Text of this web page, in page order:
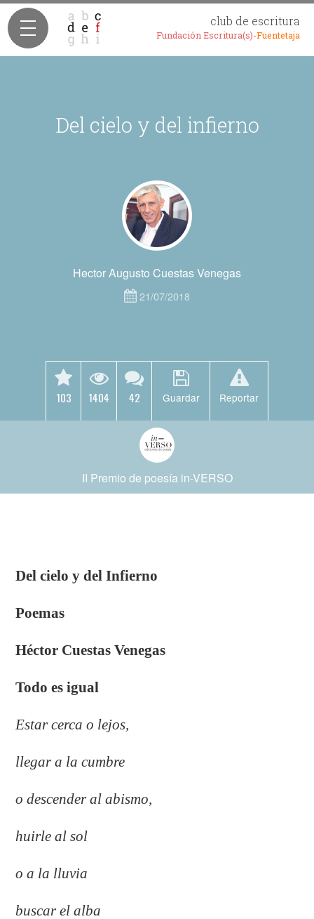
club de escritura
Fundación Escritura(s)-Fuentetaja
Del cielo y del infierno
Hector Augusto Cuestas Venegas
21/07/2018
103 1404 42 Guardar Reportar
II Premio de poesía in-VERSO
Del cielo y del Infierno
Poemas
Héctor Cuestas Venegas
Todo es igual
Estar cerca o lejos,
llegar a la cumbre
o descender al abismo,
huirle al sol
o a la lluvia
buscar el alba